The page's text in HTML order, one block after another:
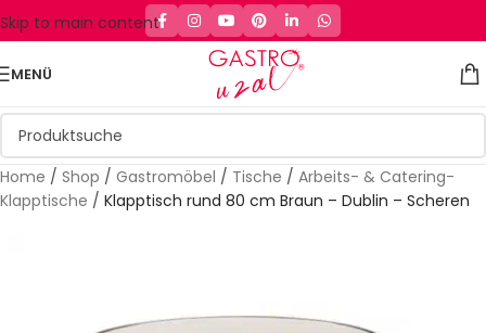
Skip to main content
MENÜ
Home / Shop / Gastromöbel / Tische / Arbeits- & Catering-
Klapptische / Klapptisch rund 80 cm Braun – Dublin – Scheren